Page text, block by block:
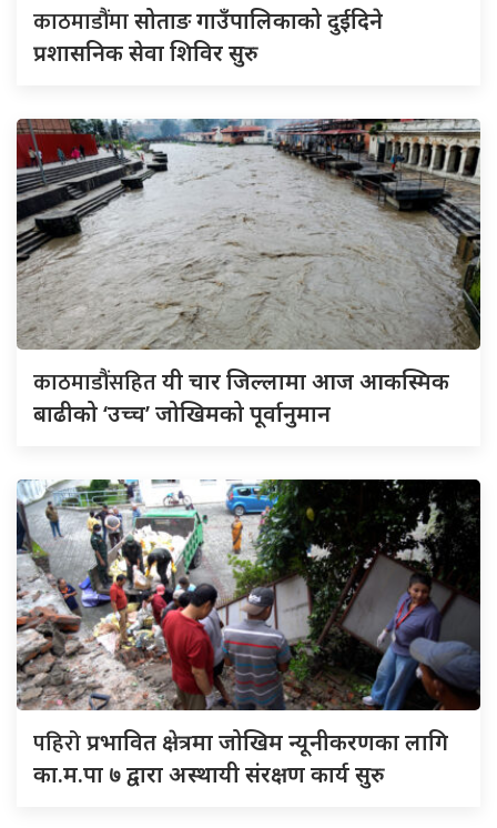
काठमाडौंमासोताङ गाउँपालिकाको दुईदिने
प्रशासनिक सेवा शिविर सुरु
काठमाडौंसहितयी चार जिल्लामा आज आकस्मिक
बाढीको ‘उच्च’ जोखिमको पूर्वानुमान
पहिरोप्रभावित क्षेत्रमा जोखिम न्यूनीकरणका लागि
का.म.पा ७ द्वारा अस्थायी संरक्षण कार्य सुरु